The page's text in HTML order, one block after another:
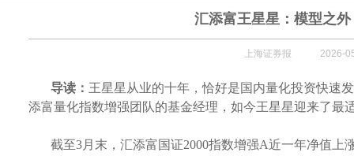
汇添富王星星：模型之
上海证券报 2026-
导读： 王星星从业的十年，恰好是国内量化投资快速
添富量化指数增强团队的基金经理，如今王星星迎来了最
截至3月末，汇添富国证2000指数增强A近一年净值上